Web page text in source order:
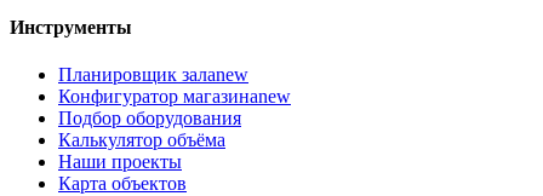
Инструменты
Планировщик залаnew
Конфигуратор магазинаnew
Подбор оборудования
Калькулятор объёма
Наши проекты
Карта объектов